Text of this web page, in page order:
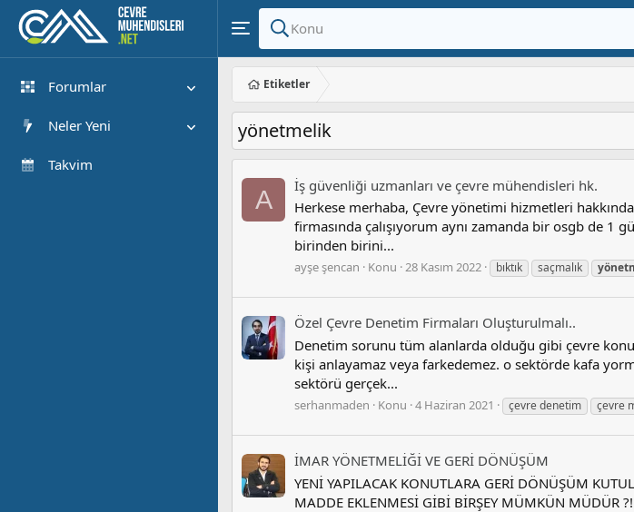
Forumlar
Yeni Mesajlar
Neler Yeni
Öne çıkan içerik
Takvim
Etiketler
yönetmeli̇k
A
İş güvenliği uzmanları ve çevre mühendisleri hk.
Herkese merhaba, Çevre yönetimi hizmetleri
firmasında çalışıyorum aynı zamanda bir osgb de 1
birinden birini...
ayşe şencan Konu 28 Kasım 2022 bıktık saçmalık
Özel Çevre Denetim Firmaları Oluşturulmalı..
Denetim sorunu tüm alanlarda olduğu gibi çevre
kişi anlayamaz veya farkedemez. o sektörde kafa
sektörü gerçek...
serhanmaden Konu 4 Haziran 2021 çevre denetim çevre
İMAR YÖNETMELİĞİ VE GERİ DÖNÜŞÜM
YENİ YAPILACAK KONUTLARA GERİ DÖNÜŞÜM
MADDE EKLENMESİ GİBİ BİRŞEY MÜMKÜN MÜDÜR